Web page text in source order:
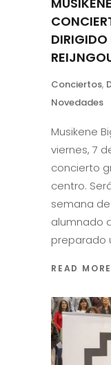
DIRIGIDO
Conciertos,
Novedades
Musikene
viernes, 7
concierto
centro.
semana
alumnado
preparado
READ MORE